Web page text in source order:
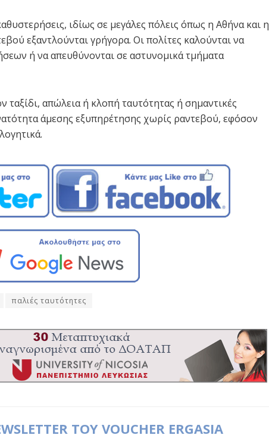
ιδίως σε μεγάλες πόλεις όπως η Αθήνα και η
εξαντλούνται γρήγορα. Οι πολίτες καλούνται να
ή να απευθύνονται σε αστυνομικά τμήματα
ταξίδι, απώλεια ή κλοπή ταυτότητας ή σημαντικές
άμεσης εξυπηρέτησης χωρίς ραντεβού, εφόσον
παλιές ταυτότητες
ΤΟΥ VOUCHER ERGASIA